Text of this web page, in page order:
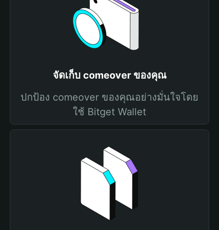
จัดเก็บ comeover ของคุณ
ปกป้อง comeover ของคุณอย่างมั่นใจโดย
ใช้ Bitget Wallet